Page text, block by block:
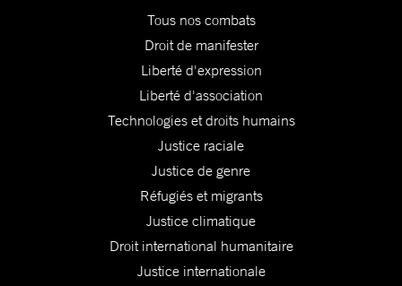
Tous nos combats
Droit de manifester
Liberté d'expression
Liberté d'association
Technologies et droits humains
Justice raciale
Justice de genre
Réfugiés et migrants
Justice climatique
Droit international humanitaire
Justice internationale